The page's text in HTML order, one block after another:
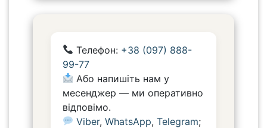
Телефон: +38 (097) 888-
99-77
Або напишіть нам у
месенджер — ми оперативно
відповімо.
Viber,WhatsApp,Telegram;